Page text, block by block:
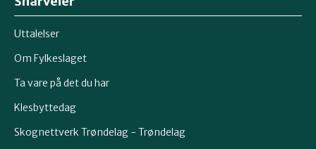
Uttalelser
Om Fylkeslaget
Ta vare på det du har
Klesbyttedag
Skognettverk Trøndelag - Trøndelag